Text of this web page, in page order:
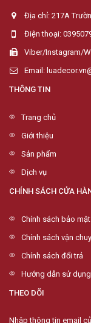
Địa chỉ: 217A
Điện thoại:
Viber/Instagram/
Email:
THÔNG TIN
Trang chủ
Giới thiệu
Sản phẩm
Dịch vụ
CHÍNH SÁCH CỬA
Chính sách bảo mật
Chính sách vận
Chính sách đổi trả
Hướng dẫn sử dụng
THEO DÕI
Nhập thông tin email